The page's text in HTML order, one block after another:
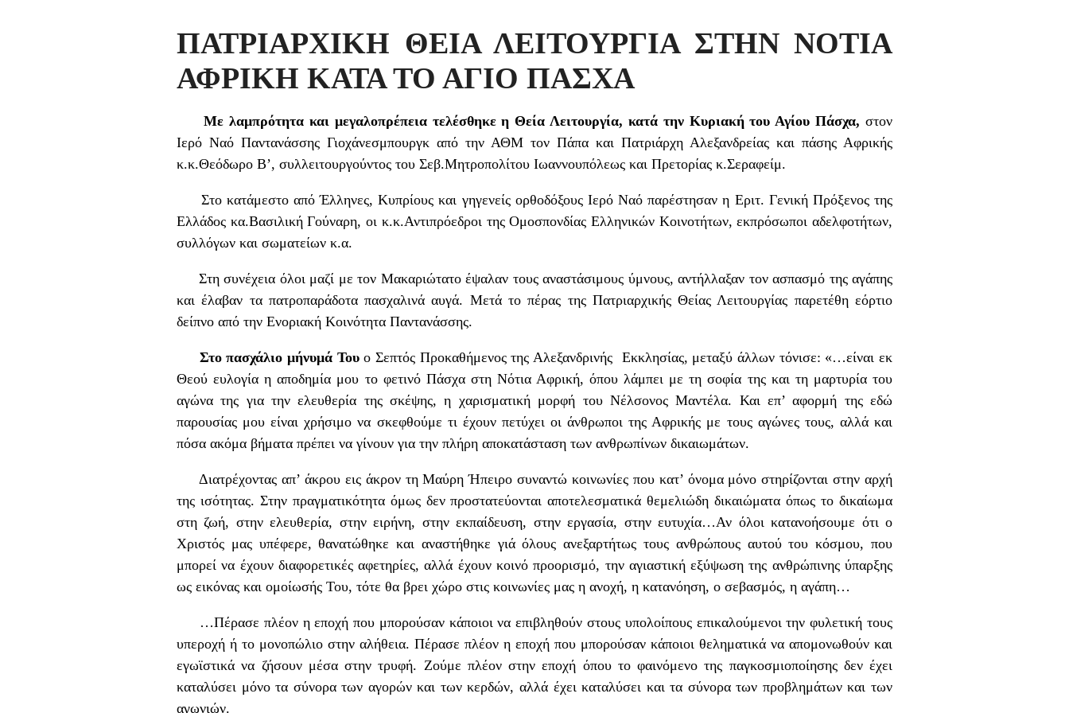
ΠΑΤΡΙΑΡΧΙΚΗ ΘΕΙΑ ΛΕΙΤΟΥΡΓΙΑ ΣΤΗΝ ΝΟΤΙΑ
ΑΦΡΙΚΗ ΚΑΤΑ ΤΟ ΑΓΙΟ ΠΑΣΧΑ
Με λαμπρότητα και μεγαλοπρέπεια τελέσθηκε η Θεία Λειτουργία, κατά την Κυριακή του Αγίου Πάσχα, στον
Ιερό Ναό Παντανάσσης Γιοχάνεσμπουργκ από την ΑΘΜ τον Πάπα και Πατριάρχη Αλεξανδρείας και πάσης Αφρικής
κ.κ.Θεόδωρο Β’, συλλειτουργούντος του Σεβ.Μητροπολίτου Ιωαννουπόλεως και Πρετορίας κ.Σεραφείμ.
Στο κατάμεστο από Έλληνες, Κυπρίους και γηγενείς ορθοδόξους Ιερό Ναό παρέστησαν η Εριτ. Γενική Πρόξενος της
Ελλάδος κα.Βασιλική Γούναρη, οι κ.κ.Αντιπρόεδροι της Ομοσπονδίας Ελληνικών Κοινοτήτων, εκπρόσωποι αδελφοτήτων,
συλλόγων και σωματείων κ.α.
Στη συνέχεια όλοι μαζί με τον Μακαριώτατο έψαλαν τους αναστάσιμους ύμνους, αντήλλαξαν τον ασπασμό της αγάπης
και έλαβαν τα πατροπαράδοτα πασχαλινά αυγά. Μετά το πέρας της Πατριαρχικής Θείας Λειτουργίας παρετέθη εόρτιο
δείπνο από την Ενοριακή Κοινότητα Παντανάσσης.
Στο πασχάλιο μήνυμά Τουο Σεπτός Προκαθήμενος της Αλεξανδρινής Εκκλησίας, μεταξύ άλλων τόνισε: «…είναι εκ
Θεού ευλογία η αποδημία μου το φετινό Πάσχα στη Νότια Αφρική, όπου λάμπει με τη σοφία της και τη μαρτυρία του
αγώνα της για την ελευθερία της σκέψης, η χαρισματική μορφή του Νέλσονος Μαντέλα. Και επ’ αφορμή της εδώ
παρουσίας μου είναι χρήσιμο να σκεφθούμε τι έχουν πετύχει οι άνθρωποι της Αφρικής με τους αγώνες τους, αλλά και
πόσα ακόμα βήματα πρέπει να γίνουν για την πλήρη αποκατάσταση των ανθρωπίνων δικαιωμάτων.
Διατρέχοντας απ’ άκρου εις άκρον τη Μαύρη Ήπειρο συναντώ κοινωνίες που κατ’ όνομα μόνο στηρίζονται στην αρχή
της ισότητας. Στην πραγματικότητα όμως δεν προστατεύονται αποτελεσματικά θεμελιώδη δικαιώματα όπως το δικαίωμα
στη ζωή, στην ελευθερία, στην ειρήνη, στην εκπαίδευση, στην εργασία, στην ευτυχία…Αν όλοι κατανοήσουμε ότι ο
Χριστός μας υπέφερε, θανατώθηκε και αναστήθηκε γιά όλους ανεξαρτήτως τους ανθρώπους αυτού του κόσμου, που
μπορεί να έχουν διαφορετικές αφετηρίες, αλλά έχουν κοινό προορισμό, την αγιαστική εξύψωση της ανθρώπινης ύπαρξης
ως εικόνας και ομοίωσής Του, τότε θα βρει χώρο στις κοινωνίες μας η ανοχή, η κατανόηση, ο σεβασμός, η αγάπη…
…Πέρασε πλέον η εποχή που μπορούσαν κάποιοι να επιβληθούν στους υπολοίπους επικαλούμενοι την φυλετική τους
υπεροχή ή το μονοπώλιο στην αλήθεια. Πέρασε πλέον η εποχή που μπορούσαν κάποιοι θεληματικά να απομονωθούν και
εγωϊστικά να ζήσουν μέσα στην τρυφή. Ζούμε πλέον στην εποχή όπου το φαινόμενο της παγκοσμιοποίησης δεν έχει
καταλύσει μόνο τα σύνορα των αγορών και των κερδών, αλλά έχει καταλύσει και τα σύνορα των προβλημάτων και των
αγωνιών.